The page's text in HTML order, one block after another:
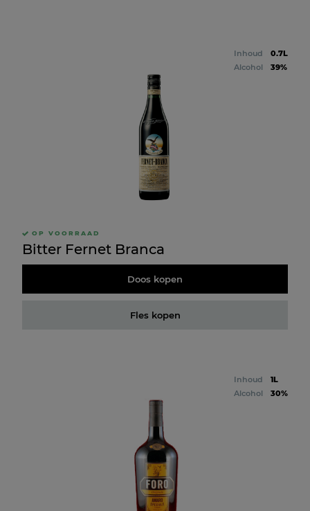
Inhoud
0.7L
Alcohol
39%
OP VOORRAAD
Bitter Fernet Branca
Doos kopen
Fles kopen
Inhoud
1L
Alcohol
30%